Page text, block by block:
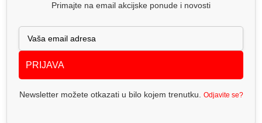
Primajte na email akcijske ponude i novosti
PRIJAVA
Newsletter možete otkazati u bilo kojem trenutku. Odjavite se?